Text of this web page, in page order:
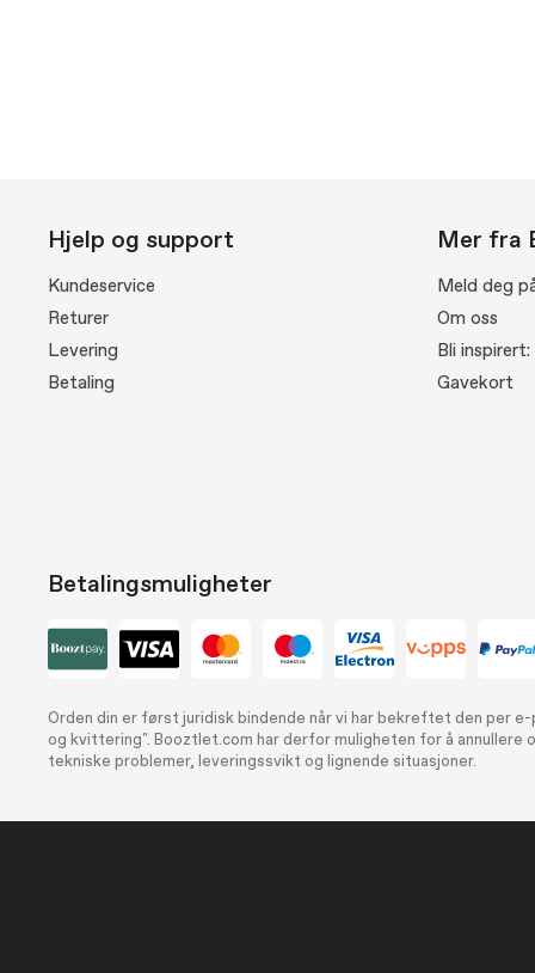
Hjelp og support
Kundeservice
Returer
Levering
Betaling
Mer fra
Meld deg
Om oss
Bli
Gavekort
Betalingsmuligheter
Orden din er først juridisk bindende når vi har bekreftet den per
og kvittering". Booztlet.com har derfor muligheten for å annullere
tekniske problemer, leveringssvikt og lignende situasjoner.